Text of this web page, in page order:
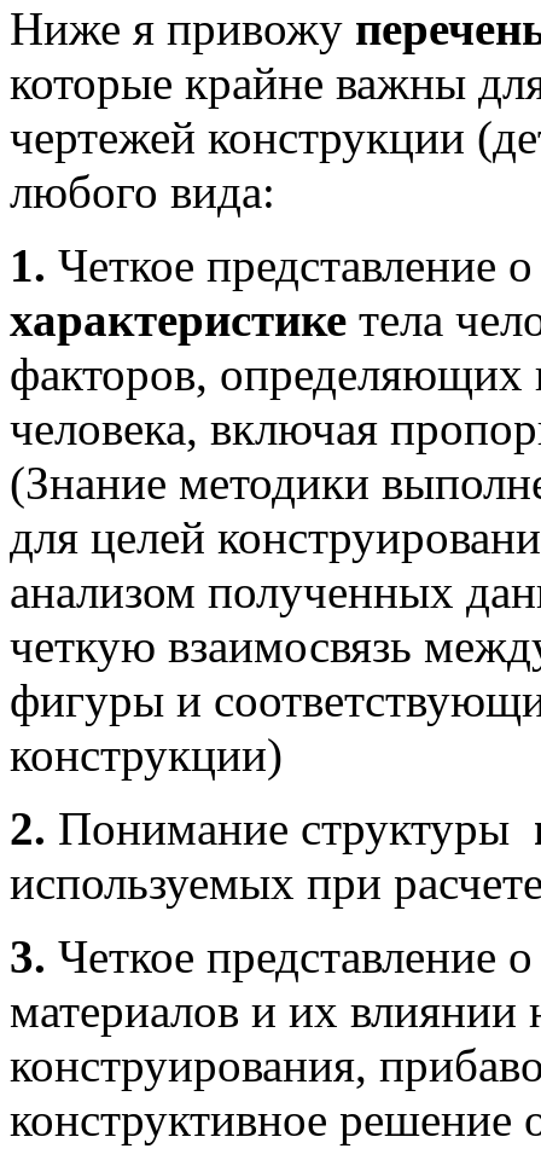
Ниже я привожу
которые крайне важны
чертежей конструкции
любого вида:
1. Четкое представление
характеристике тела
факторов,
человека, включая
(Знание методики
для целей
анализом полученных
четкую взаимосвязь
фигуры и
конструкции)
2. Понимание структуры
используемых при
3. Четкое представление
материалов и их
конструирования,
конструктивное решение